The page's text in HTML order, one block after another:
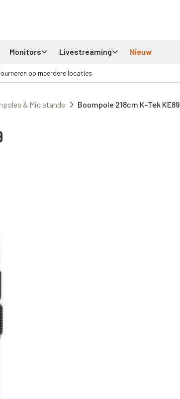
Monitors Livestreaming Nieuw
op meerdere locaties
& Mic stands Boompole 218cm K-Tek KE89